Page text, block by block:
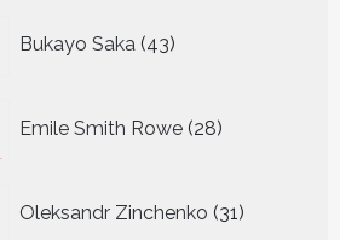
Bukayo Saka 43
producten
Emile Smith Rowe 28
producten
Oleksandr Zinchenko 31
producten